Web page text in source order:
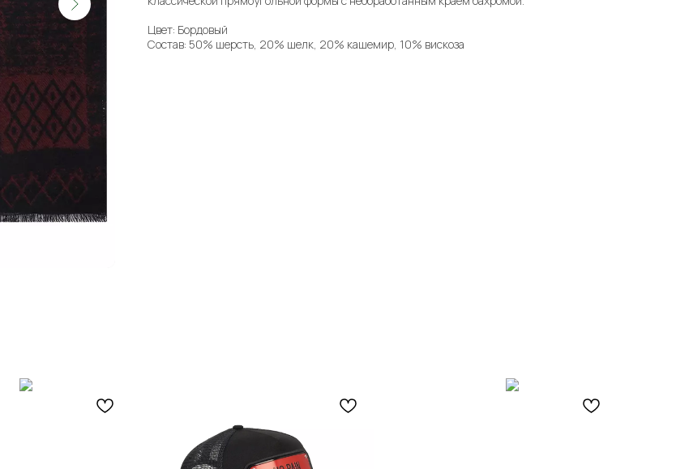
Цвет: Бордовый
Состав: 50% шерсть, 20% шелк, 20% кашемир, 10% вискоза